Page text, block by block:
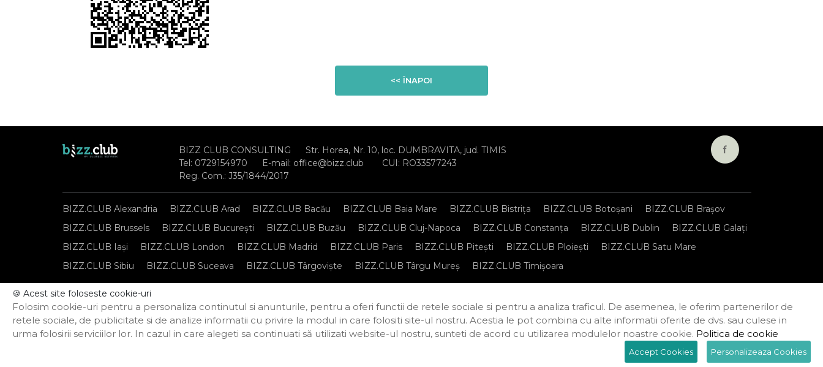
<< ÎNAPOI
BIZZ CLUB CONSULTING
Str. Horea, Nr. 10, loc. DUMBRAVITA, jud. TIMIS
Tel: 0729154970 E-mail: office@bizz.club
CUI: RO33577243
Reg. Com.: J35/1844/2017
BIZZ.CLUB Alexandria BIZZ.CLUB Arad BIZZ.CLUB Bacău BIZZ.CLUB Baia Mare BIZZ.CLUB Bistrița BIZZ.CLUB Botoșani
BIZZ.CLUB Brașov
BIZZ.CLUB Brussels
BIZZ.CLUB București BIZZ.CLUB Buzău BIZZ.CLUB Cluj-Napoca BIZZ.CLUB Constanța BIZZ.CLUB Dublin
BIZZ.CLUB Galați
BIZZ.CLUB Iași
BIZZ.CLUB London BIZZ.CLUB Madrid BIZZ.CLUB Paris BIZZ.CLUB Pitești BIZZ.CLUB Ploiești
BIZZ.CLUB Satu Mare
BIZZ.CLUB Sibiu
BIZZ.CLUB Suceava BIZZ.CLUB Târgoviște BIZZ.CLUB Târgu Mureș BIZZ.CLUB Timișoara
Notă de informare privind prelucrarea datelor personale Regulament de organizare și participare Politica de confidențialitate
Termeni și condiții
Politica privind funcționarea cookie-urilor
🍪 Acest site foloseste cookie-uri
Folosim cookie-uri pentru a personaliza continutul si anunturile, pentru a oferi functii de retele sociale si pentru a analiza traficul. De asemenea, le oferim partenerilor de
retele sociale, de publicitate si de analize informatii cu privire la modul in care folositi site-ul nostru. Acestia le pot combina cu alte informatii oferite de dvs. sau culese in
urma folosirii serviciilor lor. In cazul in care alegeti sa continuati să utilizati website-ul nostru, sunteti de acord cu utilizarea modulelor noastre cookie. Politica de cookie
Accept Cookies Personalizeaza Cookies